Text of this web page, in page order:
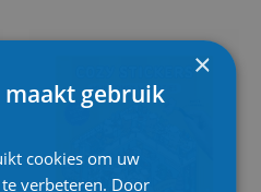
×
maakt gebruik
cookies om uw
verbeteren. Door